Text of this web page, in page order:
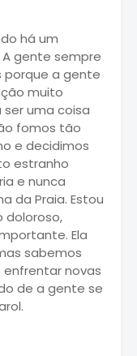
há um
gente sempre
porque a gente
muito
uma coisa
fomos tão
e decidimos
estranho
e nunca
da Praia. Estou
doloroso,
Ela
sabemos
novas
de a gente se